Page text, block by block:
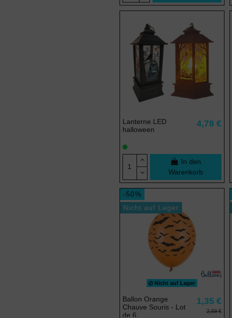
Lanterne LED
halloween
4,78 €
In den
Warenkorb
-50%
Nicht auf Lager
Nicht auf Lager
Ballon Orange
Chauve Souris - Lot
de 6
1,35 €
2,69 €